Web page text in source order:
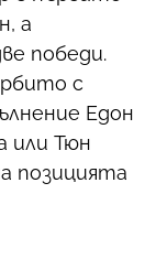
а
победи.
с
Едон
или Тюн
позицията